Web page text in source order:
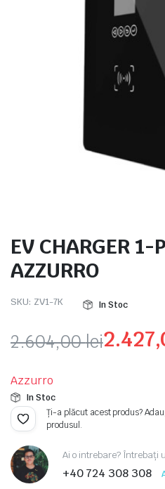
EV CHARGER 1-
AZZURRO
SKU: ZV1-7K In Stoc
2.604,00lei
inițial
a
fost:
2.604,00 lei.
curent
este:
2.427,00 lei.
Azzurro
In Stoc
Ți-a plăcut acest produs?
produsul.
Ai o intrebare? Întrebați
+40 724 308 308